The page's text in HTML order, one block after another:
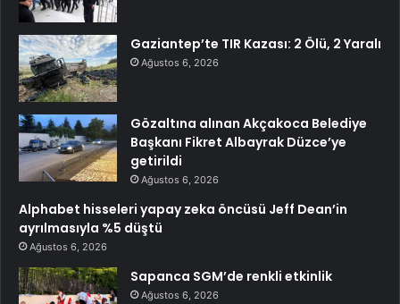
Gaziantep’te TIR Kazası: 2 Ölü, 2 Yaralı
Ağustos 6, 2026
Gözaltına alınan Akçakoca Belediye
Başkanı Fikret Albayrak Düzce’ye
getirildi
Ağustos 6, 2026
Alphabet hisseleri yapay zeka öncüsü Jeff Dean’in
ayrılmasıyla %5 düştü
Ağustos 6, 2026
Sapanca SGM’de renkli etkinlik
Ağustos 6, 2026